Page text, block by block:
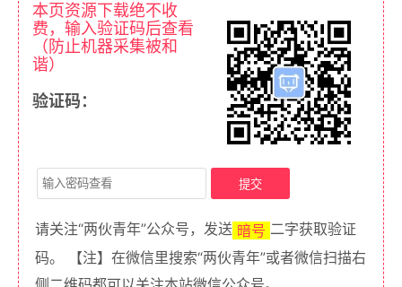
本页资源下载绝不收
费，输入验证码后查看
（防止机器采集被和
谐）
验证码：
请关注“两伙青年”公众号，发送 暗号 二字获取验证
码。 【注】在微信里搜索“两伙青年”或者微信扫描右